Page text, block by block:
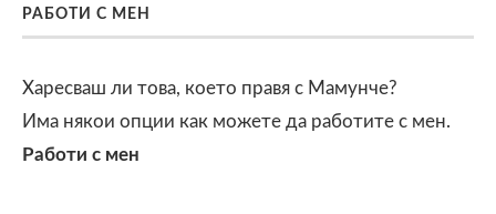
РАБОТИ С МЕН
Харесваш ли това, което правя с Мамунче?
Има някои опции как можете да работите с мен.
Работи с мен